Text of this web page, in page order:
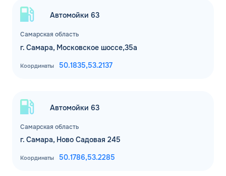
Самарская область
Автомойки 63
г. Самара, Московское шоссе,35а
Координаты 50.1835,53.2137
Самарская область
Автомойки 63
г. Самара, Ново Садовая 245
Координаты 50.1786,53.2285